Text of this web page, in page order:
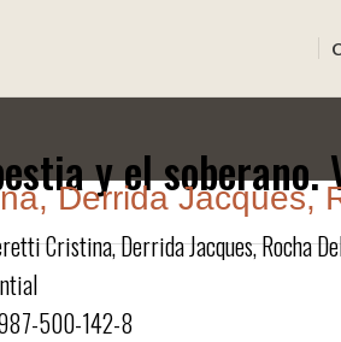
y el
Derrida Jacques,
Cristina, Derrida Jacques, Rocha
500-142-8